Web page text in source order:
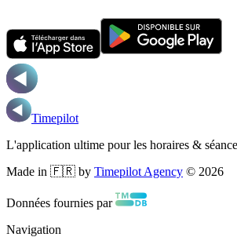
Timepilot
L'application ultime pour les horaires &
Made in 🇫🇷 by Timepilot Agency © 2026
Données fournies par
Navigation